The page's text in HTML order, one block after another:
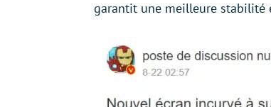
garantit une meilleure stabilité